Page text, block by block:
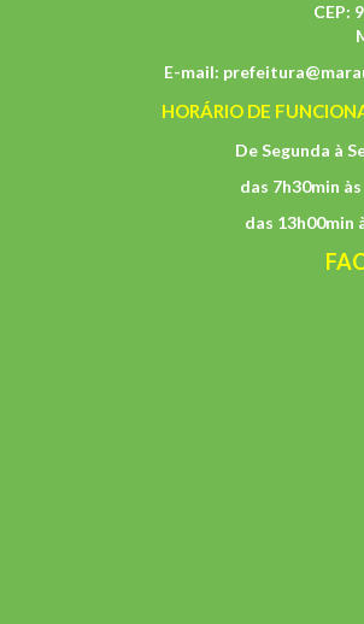
CEP:
E-mail:
HORÁRIO DE
De Segunda à
das 7h30min
das 13h00min